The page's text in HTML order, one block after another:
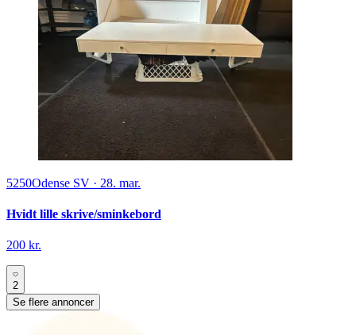
5250Odense SV · 28. mar.
Hvidt lille skrive/sminkebord
200 kr.
2
Se flere annoncer